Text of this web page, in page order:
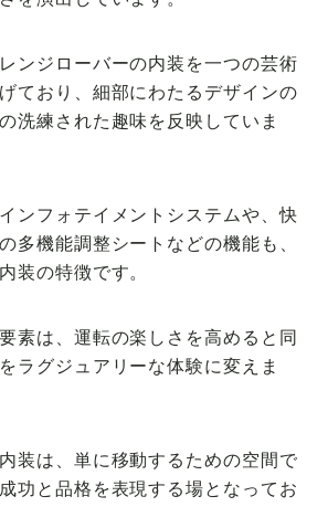
ンジローバーの内装を一つの芸術
ており、細部にわたるデザインの
洗練された趣味を反映していま
ンフォテイメントシステムや、快
多機能調整シートなどの機能も、
装の特徴です。
素は、運転の楽しさを高めると同
ラグジュアリーな体験に変えま
装は、単に移動するための空間で
功と品格を表現する場となってお